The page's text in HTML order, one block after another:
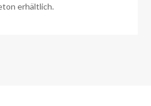
erhältlich.